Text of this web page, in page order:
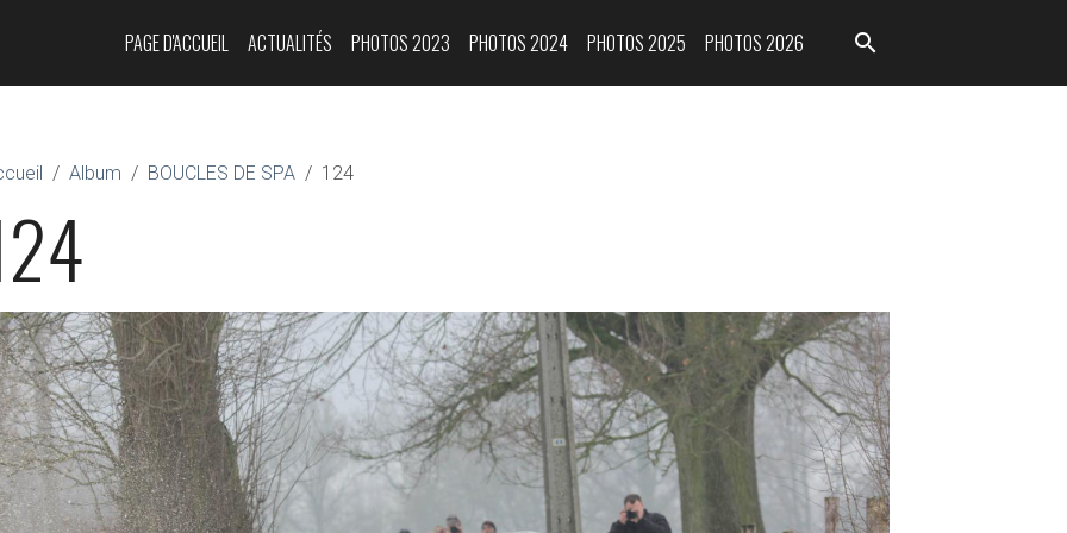
PAGE D'ACCUEIL ACTUALITÉS PHOTOS 2023 PHOTOS 2024 PHOTOS 2025 PHOTOS 2026
Album BOUCLES DE SPA 124